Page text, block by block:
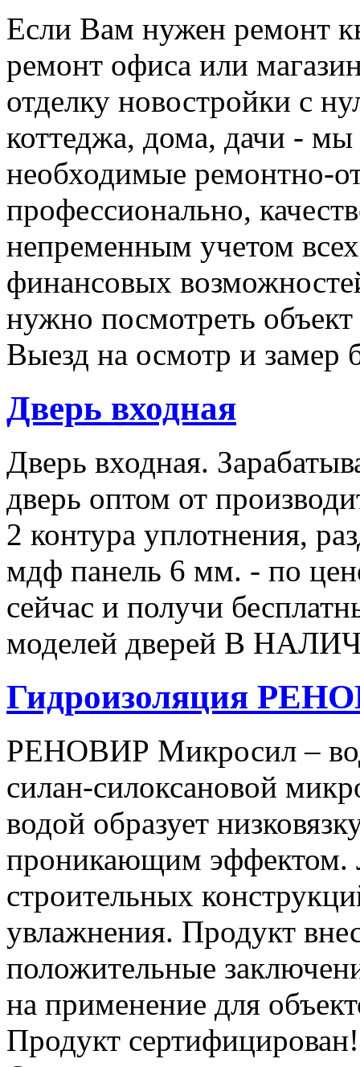
Если Вам нужен ремонт
ремонт офиса или
отделку новостройки с
коттеджа, дома, дачи -
необходимые ремонтно-
профессионально,
непременным учетом
финансовых
нужно посмотреть
Выезд на осмотр и
Дверь входная
Дверь входная.
дверь оптом от
2 контура уплотнения,
мдф панель 6 мм. - по
сейчас и получи
моделей дверей В
Гидроизоляция
РЕНОВИР Микросил –
силан-силоксановой
водой образует
проникающим эффектом.
строительных
увлажнения. Продукт
положительные
на применение для
Продукт